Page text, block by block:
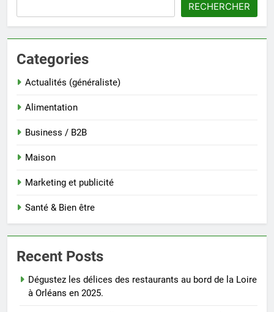
RECHERCHER
Categories
Actualités (généraliste)
Alimentation
Business / B2B
Maison
Marketing et publicité
Santé & Bien être
Recent Posts
Dégustez les délices des restaurants au bord de la Loire
à Orléans en 2025.